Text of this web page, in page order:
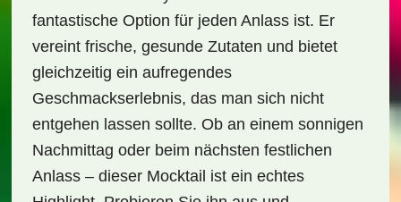
fantastische Option für jeden Anlass ist. Er
vereint frische, gesunde Zutaten und bietet
gleichzeitig ein aufregendes
Geschmackserlebnis, das man sich nicht
entgehen lassen sollte. Ob an einem sonnigen
Nachmittag oder beim nächsten festlichen
Anlass – dieser Mocktail ist ein echtes